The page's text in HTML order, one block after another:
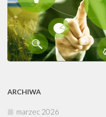
ARCHIWA
marzec 2026